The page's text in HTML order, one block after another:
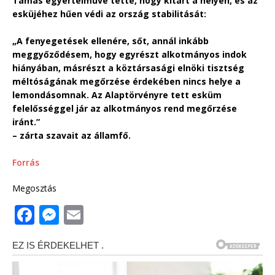
esküjéhez hűen védi az ország stabilitását:
„A fenyegetések ellenére, sőt, annál inkább
meggyőződésem, hogy egyrészt alkotmányos indok
hiányában, másrészt a köztársasági elnöki tisztség
méltóságának megőrzése érdekében nincs helye a
lemondásomnak. Az Alaptörvényre tett esküm
felelősséggel jár az alkotmányos rend megőrzése
iránt.”
– zárta szavait az államfő.
Forrás
Megosztás
F
a
c
M
ssai